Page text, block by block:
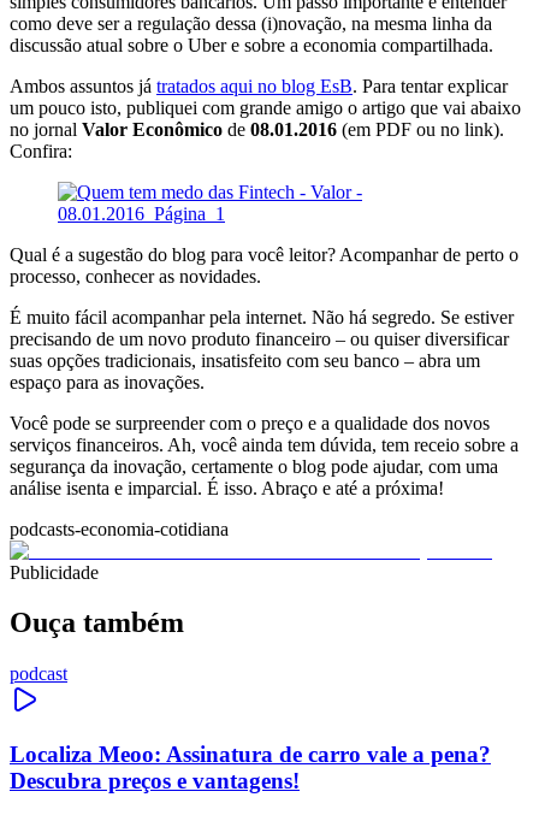
como deve ser a regulação dessa (i)novação, na mesma linha da
discussão atual sobre o Uber e sobre a economia compartilhada.
Ambos assuntos já tratados aqui no blog EsB. Para tentar explicar
um pouco isto, publiquei com grande amigo o artigo que vai abaixo
no jornal Valor Econômico de 08.01.2016 (em PDF ou no link).
Confira:
Qual é a sugestão do blog para você leitor? Acompanhar de perto o
processo, conhecer as novidades.
É muito fácil acompanhar pela internet. Não há segredo. Se estiver
precisando de um novo produto financeiro – ou quiser diversificar
suas opções tradicionais, insatisfeito com seu banco – abra um
espaço para as inovações.
Você pode se surpreender com o preço e a qualidade dos novos
serviços financeiros. Ah, você ainda tem dúvida, tem receio sobre a
segurança da inovação, certamente o blog pode ajudar, com uma
análise isenta e imparcial. É isso. Abraço e até a próxima!
podcasts-economia-cotidiana
Publicidade
Ouça também
podcast
Localiza Meoo: Assinatura de carro vale a pena?
Descubra preços e vantagens!